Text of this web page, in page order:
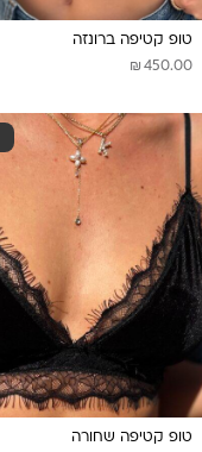
טופ קטיפה ברונזה
₪ 450.00
טופ קטיפה שחורה